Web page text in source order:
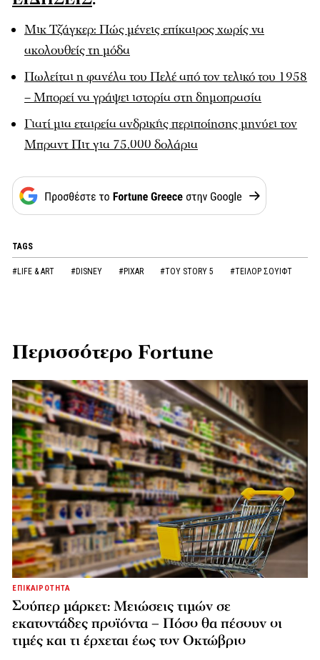
Μικ Τζάγκερ: Πώς μένεις επίκαιρος χωρίς να
ακολουθείς τη μόδα
Πωλείται η φανέλα του Πελέ από τον τελικό του 1958
– Μπορεί να γράψει ιστορία στη δημοπρασία
Γιατί μια εταιρεία ανδρικής περιποίησης μηνύει τον
Μπραντ Πιτ για 75.000 δολάρια
TAGS
#LIFE & ART #DISNEY #PIXAR #TOY STORY 5 #ΤΕΙΛΟΡ ΣΟΥΙΦΤ
Περισσότερο Fortune
ΕΠΙΚΑΙΡΟΤΗΤΑ
Σούπερ μάρκετ: Μειώσεις τιμών σε
εκατοντάδες προϊόντα – Πόσο θα πέσουν οι
τιμές και τι έρχεται έως τον Οκτώβριο